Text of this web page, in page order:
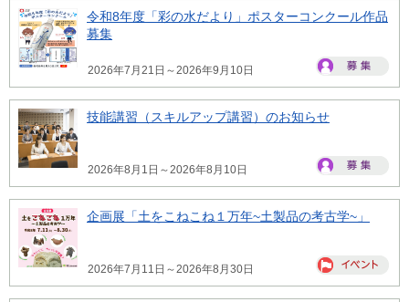
令和8年度「彩の水だより」ポスターコンクール作品
募集
2026年7月21日～2026年9月10日
技能講習（スキルアップ講習）のお知らせ
2026年8月1日～2026年8月10日
企画展「土をこねこね１万年~土製品の考古学~」
2026年7月11日～2026年8月30日